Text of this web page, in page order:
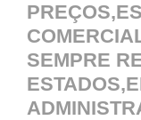
SEMPRE